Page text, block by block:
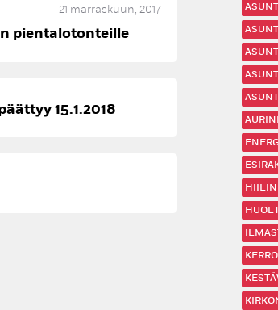
21 marraskuun, 2017
pientalotonteille
15.1.2018